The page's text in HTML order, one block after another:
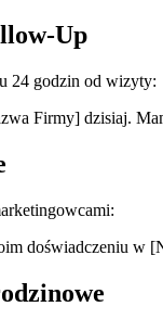
Up
24 godzin od wizyty:
Firmy] dzisiaj.
doświadczeniu